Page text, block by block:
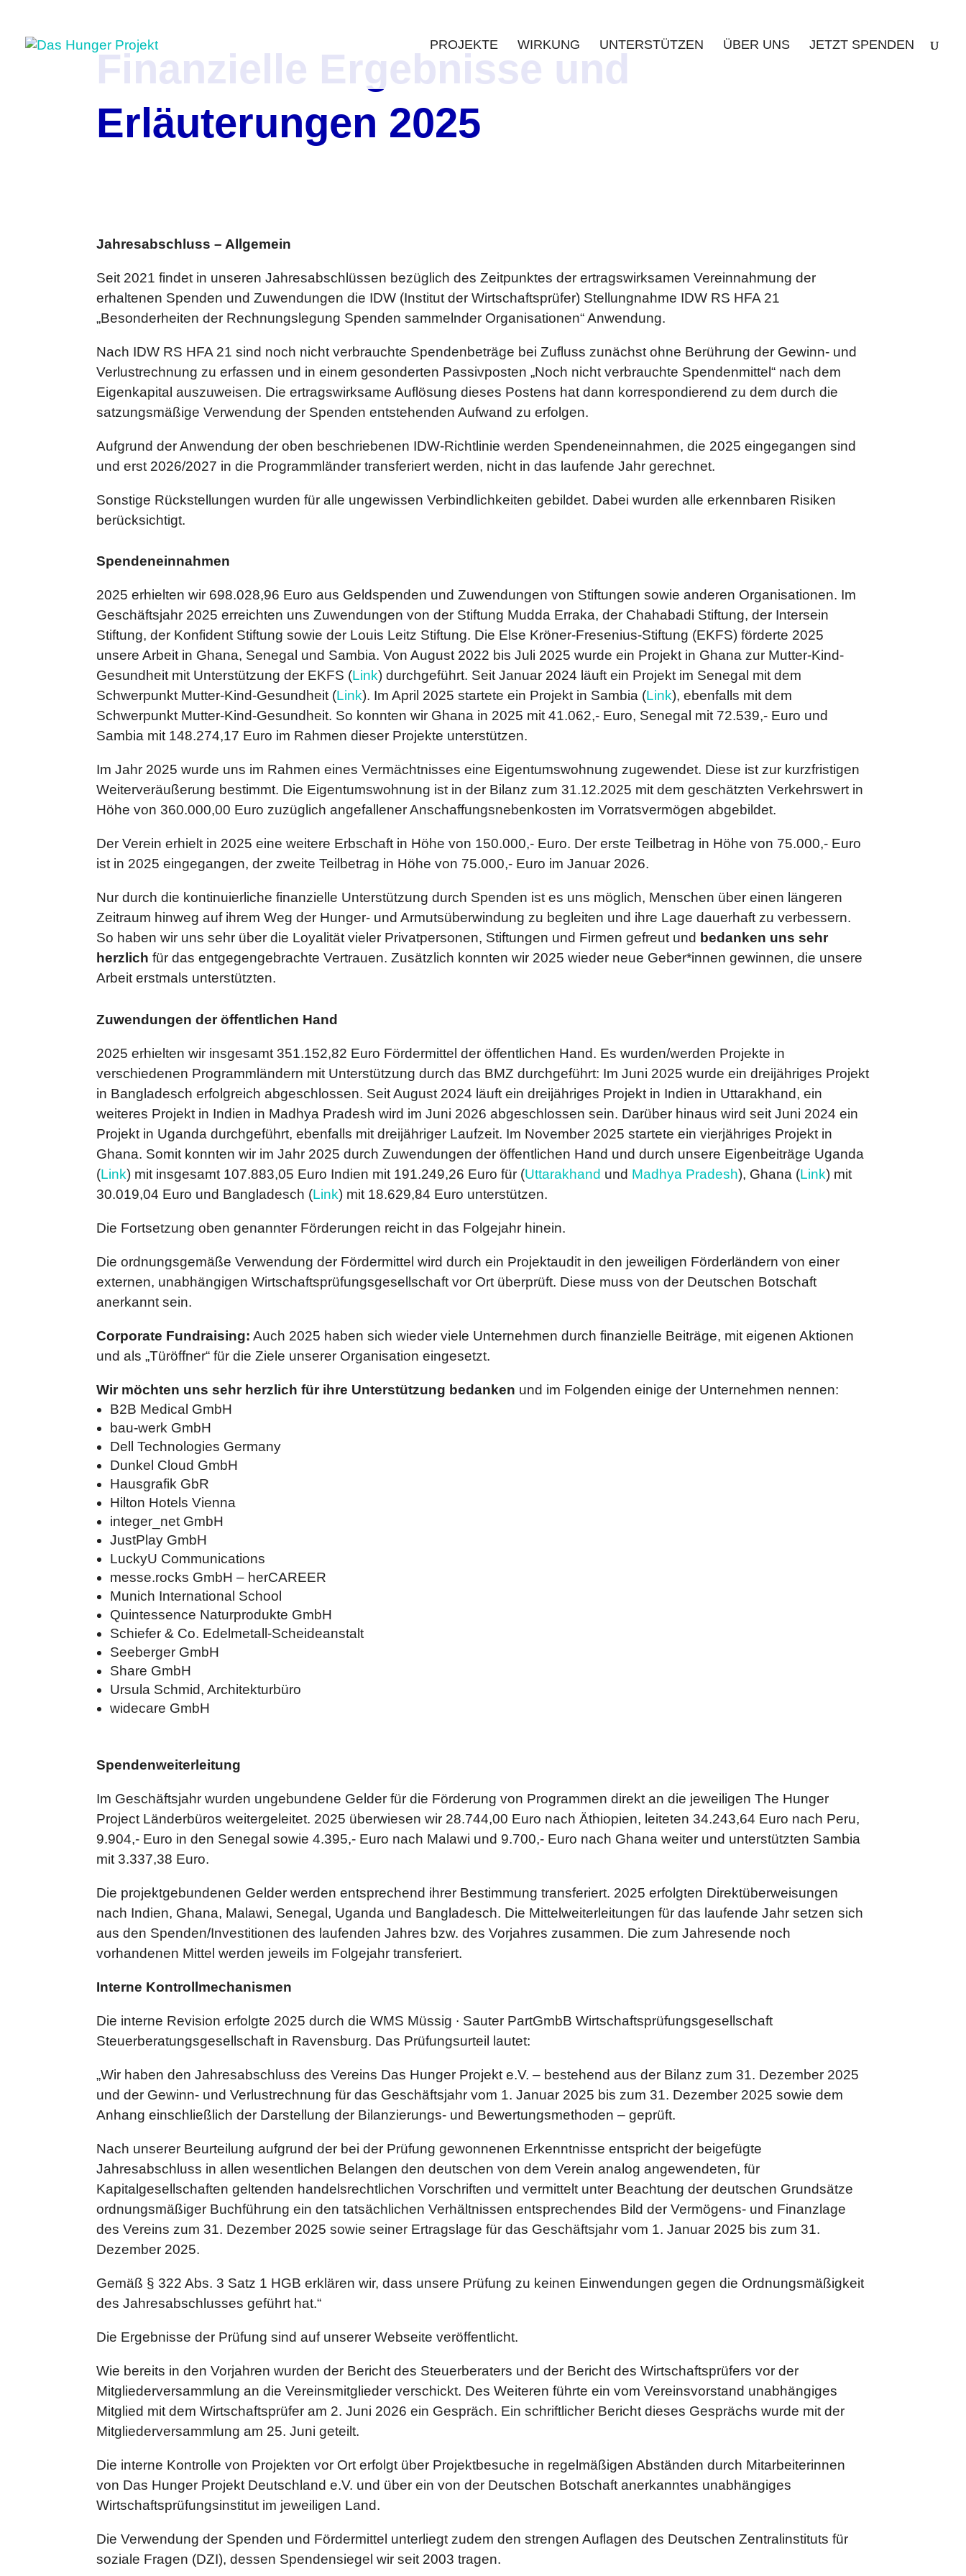
PROJEKTE WIRKUNG UNTERSTÜTZEN ÜBER UNS JETZT SPENDEN
Finanzielle Ergebnisse und
Erläuterungen 2025
Jahresabschluss – Allgemein
Seit 2021 findet in unseren Jahresabschlüssen bezüglich des Zeitpunktes der ertragswirksamen Vereinnahmung der
erhaltenen Spenden und Zuwendungen die IDW (Institut der Wirtschaftsprüfer) Stellungnahme IDW RS HFA 21
„Besonderheiten der Rechnungslegung Spenden sammelnder Organisationen“ Anwendung.
Nach IDW RS HFA 21 sind noch nicht verbrauchte Spendenbeträge bei Zufluss zunächst ohne Berührung der Gewinn- und
Verlustrechnung zu erfassen und in einem gesonderten Passivposten „Noch nicht verbrauchte Spendenmittel“ nach dem
Eigenkapital auszuweisen. Die ertragswirksame Auflösung dieses Postens hat dann korrespondierend zu dem durch die
satzungsmäßige Verwendung der Spenden entstehenden Aufwand zu erfolgen.
Aufgrund der Anwendung der oben beschriebenen IDW-Richtlinie werden Spendeneinnahmen, die 2025 eingegangen sind
und erst 2026/2027 in die Programmländer transferiert werden, nicht in das laufende Jahr gerechnet.
Sonstige Rückstellungen wurden für alle ungewissen Verbindlichkeiten gebildet. Dabei wurden alle erkennbaren Risiken
berücksichtigt.
Spendeneinnahmen
2025 erhielten wir 698.028,96 Euro aus Geldspenden und Zuwendungen von Stiftungen sowie anderen Organisationen. Im
Geschäftsjahr 2025 erreichten uns Zuwendungen von der Stiftung Mudda Erraka, der Chahabadi Stiftung, der Intersein
Stiftung, der Konfident Stiftung sowie der Louis Leitz Stiftung. Die Else Kröner-Fresenius-Stiftung (EKFS) förderte 2025
unsere Arbeit in Ghana, Senegal und Sambia. Von August 2022 bis Juli 2025 wurde ein Projekt in Ghana zur Mutter-Kind-
Gesundheit mit Unterstützung der EKFS (Link) durchgeführt. Seit Januar 2024 läuft ein Projekt im Senegal mit dem
Schwerpunkt Mutter-Kind-Gesundheit (Link). Im April 2025 startete ein Projekt in Sambia (Link), ebenfalls mit dem
Schwerpunkt Mutter-Kind-Gesundheit. So konnten wir Ghana in 2025 mit 41.062,- Euro, Senegal mit 72.539,- Euro und
Sambia mit 148.274,17 Euro im Rahmen dieser Projekte unterstützen.
Im Jahr 2025 wurde uns im Rahmen eines Vermächtnisses eine Eigentumswohnung zugewendet. Diese ist zur kurzfristigen
Weiterveräußerung bestimmt. Die Eigentumswohnung ist in der Bilanz zum 31.12.2025 mit dem geschätzten Verkehrswert in
Höhe von 360.000,00 Euro zuzüglich angefallener Anschaffungsnebenkosten im Vorratsvermögen abgebildet.
Der Verein erhielt in 2025 eine weitere Erbschaft in Höhe von 150.000,- Euro. Der erste Teilbetrag in Höhe von 75.000,- Euro
ist in 2025 eingegangen, der zweite Teilbetrag in Höhe von 75.000,- Euro im Januar 2026.
Nur durch die kontinuierliche finanzielle Unterstützung durch Spenden ist es uns möglich, Menschen über einen längeren
Zeitraum hinweg auf ihrem Weg der Hunger- und Armutsüberwindung zu begleiten und ihre Lage dauerhaft zu verbessern.
So haben wir uns sehr über die Loyalität vieler Privatpersonen, Stiftungen und Firmen gefreut und bedanken uns sehr
herzlich für das entgegengebrachte Vertrauen. Zusätzlich konnten wir 2025 wieder neue Geber*innen gewinnen, die unsere
Arbeit erstmals unterstützten.
Zuwendungen der öffentlichen Hand
2025 erhielten wir insgesamt 351.152,82 Euro Fördermittel der öffentlichen Hand. Es wurden/werden Projekte in
verschiedenen Programmländern mit Unterstützung durch das BMZ durchgeführt: Im Juni 2025 wurde ein dreijähriges Projekt
in Bangladesch erfolgreich abgeschlossen. Seit August 2024 läuft ein dreijähriges Projekt in Indien in Uttarakhand, ein
weiteres Projekt in Indien in Madhya Pradesh wird im Juni 2026 abgeschlossen sein. Darüber hinaus wird seit Juni 2024 ein
Projekt in Uganda durchgeführt, ebenfalls mit dreijähriger Laufzeit. Im November 2025 startete ein vierjähriges Projekt in
Ghana. Somit konnten wir im Jahr 2025 durch Zuwendungen der öffentlichen Hand und durch unsere Eigenbeiträge Uganda
(Link) mit insgesamt 107.883,05 Euro Indien mit 191.249,26 Euro für (Uttarakhand und Madhya Pradesh), Ghana (Link) mit
30.019,04 Euro und Bangladesch (Link) mit 18.629,84 Euro unterstützen.
Die Fortsetzung oben genannter Förderungen reicht in das Folgejahr hinein.
Die ordnungsgemäße Verwendung der Fördermittel wird durch ein Projektaudit in den jeweiligen Förderländern von einer
externen, unabhängigen Wirtschaftsprüfungsgesellschaft vor Ort überprüft. Diese muss von der Deutschen Botschaft
anerkannt sein.
Corporate Fundraising: Auch 2025 haben sich wieder viele Unternehmen durch finanzielle Beiträge, mit eigenen Aktionen
und als „Türöffner“ für die Ziele unserer Organisation eingesetzt.
Wir möchten uns sehr herzlich für ihre Unterstützung bedanken und im Folgenden einige der Unternehmen nennen:
B2B Medical GmbH
bau-werk GmbH
Dell Technologies Germany
Dunkel Cloud GmbH
Hausgrafik GbR
Hilton Hotels Vienna
integer_net GmbH
JustPlay GmbH
LuckyU Communications
messe.rocks GmbH – herCAREER
Munich International School
Quintessence Naturprodukte GmbH
Schiefer & Co. Edelmetall-Scheideanstalt
Seeberger GmbH
Share GmbH
Ursula Schmid, Architekturbüro
widecare GmbH
Spendenweiterleitung
Im Geschäftsjahr wurden ungebundene Gelder für die Förderung von Programmen direkt an die jeweiligen The Hunger
Project Länderbüros weitergeleitet. 2025 überwiesen wir 28.744,00 Euro nach Äthiopien, leiteten 34.243,64 Euro nach Peru,
9.904,- Euro in den Senegal sowie 4.395,- Euro nach Malawi und 9.700,- Euro nach Ghana weiter und unterstützten Sambia
mit 3.337,38 Euro.
Die projektgebundenen Gelder werden entsprechend ihrer Bestimmung transferiert. 2025 erfolgten Direktüberweisungen
nach Indien, Ghana, Malawi, Senegal, Uganda und Bangladesch. Die Mittelweiterleitungen für das laufende Jahr setzen sich
aus den Spenden/Investitionen des laufenden Jahres bzw. des Vorjahres zusammen. Die zum Jahresende noch
vorhandenen Mittel werden jeweils im Folgejahr transferiert.
Interne Kontrollmechanismen
Die interne Revision erfolgte 2025 durch die WMS Müssig ∙ Sauter PartGmbB Wirtschaftsprüfungsgesellschaft
Steuerberatungsgesellschaft in Ravensburg. Das Prüfungsurteil lautet:
„Wir haben den Jahresabschluss des Vereins Das Hunger Projekt e.V. – bestehend aus der Bilanz zum 31. Dezember 2025
und der Gewinn- und Verlustrechnung für das Geschäftsjahr vom 1. Januar 2025 bis zum 31. Dezember 2025 sowie dem
Anhang einschließlich der Darstellung der Bilanzierungs- und Bewertungsmethoden – geprüft.
Nach unserer Beurteilung aufgrund der bei der Prüfung gewonnenen Erkenntnisse entspricht der beigefügte
Jahresabschluss in allen wesentlichen Belangen den deutschen von dem Verein analog angewendeten, für
Kapitalgesellschaften geltenden handelsrechtlichen Vorschriften und vermittelt unter Beachtung der deutschen Grundsätze
ordnungsmäßiger Buchführung ein den tatsächlichen Verhältnissen entsprechendes Bild der Vermögens- und Finanzlage
des Vereins zum 31. Dezember 2025 sowie seiner Ertragslage für das Geschäftsjahr vom 1. Januar 2025 bis zum 31.
Dezember 2025.
Gemäß § 322 Abs. 3 Satz 1 HGB erklären wir, dass unsere Prüfung zu keinen Einwendungen gegen die Ordnungsmäßigkeit
des Jahresabschlusses geführt hat.“
Die Ergebnisse der Prüfung sind auf unserer Webseite veröffentlicht.
Wie bereits in den Vorjahren wurden der Bericht des Steuerberaters und der Bericht des Wirtschaftsprüfers vor der
Mitgliederversammlung an die Vereinsmitglieder verschickt. Des Weiterenführte ein vom Vereinsvorstand unabhängiges
Mitglied mit dem Wirtschaftsprüfer am 2. Juni 2026 ein Gespräch. Ein schriftlicher Bericht dieses Gesprächs wurde mit der
Mitgliederversammlung am 25. Juni geteilt.
Die interne Kontrolle von Projekten vor Ort erfolgt über Projektbesuche in regelmäßigen Abständen durch Mitarbeiterinnen
von Das Hunger Projekt Deutschland e.V. und über ein von der Deutschen Botschaft anerkanntes unabhängiges
Wirtschaftsprüfungsinstitut im jeweiligen Land.
Die Verwendung der Spenden und Fördermittel unterliegt zudem den strengen Auflagen des Deutschen Zentralinstituts für
soziale Fragen (DZI), dessen Spendensiegel wir seit 2003 tragen.